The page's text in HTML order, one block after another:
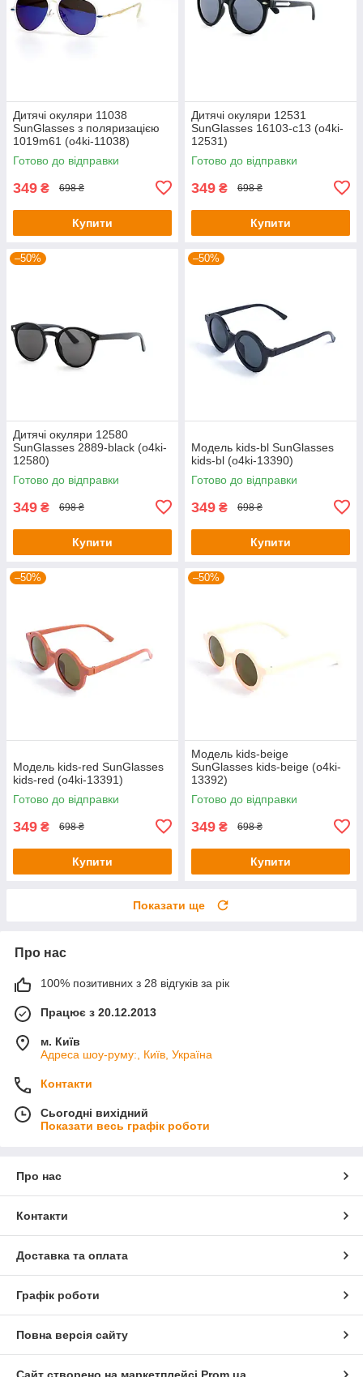
Дитячі окуляри 11038
SunGlasses з поляризацією
1019m61 (o4ki-11038)
Готово до відправки
349 ₴ 698 ₴
Купити
Дитячі окуляри 12531
SunGlasses 16103-с13 (o4ki-
12531)
Готово до відправки
349 ₴ 698 ₴
Купити
–50%
Дитячі окуляри 12580
SunGlasses 2889-black (o4ki-
12580)
Готово до відправки
349 ₴ 698 ₴
Купити
–50%
Модель kids-bl SunGlasses
kids-bl (o4ki-13390)
Готово до відправки
349 ₴ 698 ₴
Купити
–50%
Модель kids-red SunGlasses
kids-red (o4ki-13391)
Готово до відправки
349 ₴ 698 ₴
Купити
–50%
Модель kids-beige
SunGlasses kids-beige (o4ki-
13392)
Готово до відправки
349 ₴ 698 ₴
Купити
Показати ще
Про нас
100% позитивних з 28 відгуків за рік
Працює з 20.12.2013
м. Київ
Адреса шоу-руму:, Київ, Україна
Контакти
Сьогодні вихідний
Показати весь графік роботи
Про нас
Контакти
Доставка та оплата
Графік роботи
Повна версія сайту